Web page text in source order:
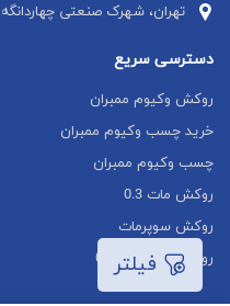
فیلتر
تهران، شهرک صنعتی چهاردانگه،
دسترسی سریع
روکش وکیوم ممبران
خرید چسب وکیوم ممبران
چسب وکیوم ممبران
روکش مات 0.3
روکش سوپرمات
روکش هایگلاس 0.3